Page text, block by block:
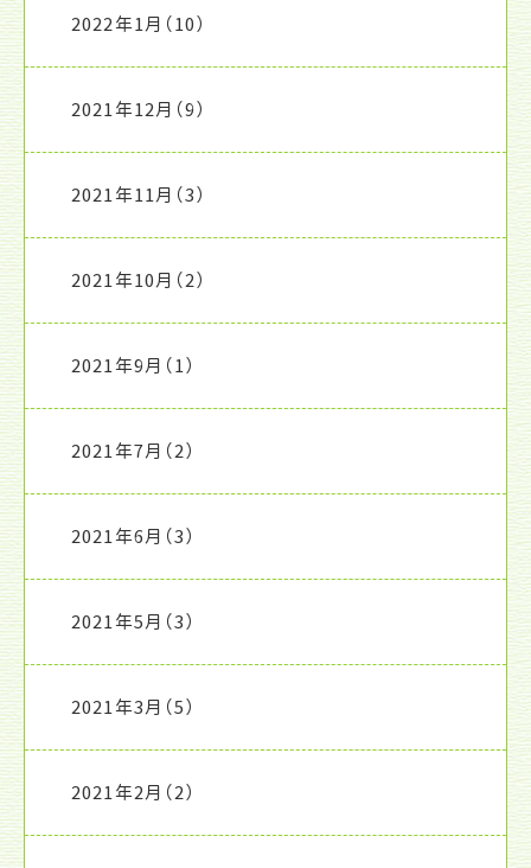
2022年1月 （10）
2021年12月 （9）
2021年11月 （3）
2021年10月 （2）
2021年9月 （1）
2021年7月 （2）
2021年6月 （3）
2021年5月 （3）
2021年3月 （5）
2021年2月 （2）